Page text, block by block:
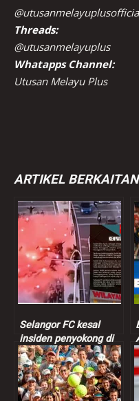
Threads:
@utusanmelayuplus
Whatapps Channel:
Utusan Melayu Plus
ARTIKEL BERKAITAN
Selangor FC kesal
insiden penyokong di
Jambatan Angkat